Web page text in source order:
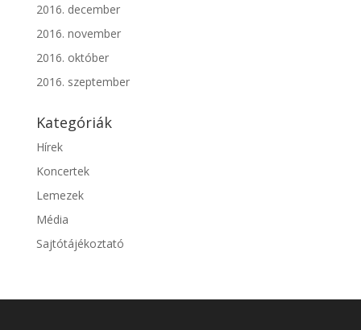
2016. december
2016. november
2016. október
2016. szeptember
Kategóriák
Hírek
Koncertek
Lemezek
Média
Sajtótájékoztató